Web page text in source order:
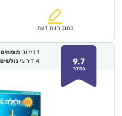
₪124.00.
הוא:
כתוב חוות דעת
9.7
נהדר
1 דירוגי מומחים
4 דירוגי גולשים